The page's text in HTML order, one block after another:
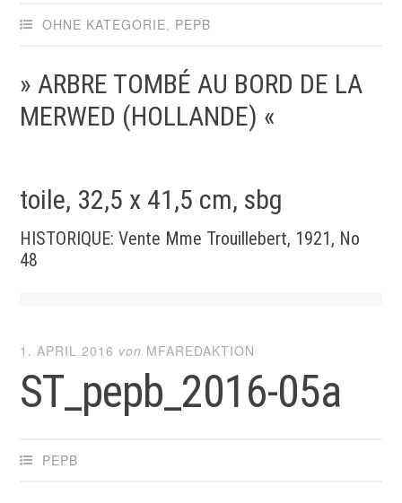
OHNE KATEGORIE, PEPB
» ARBRE TOMBÉ AU BORD DE LA
MERWED (HOLLANDE) «
toile, 32,5 x 41,5 cm, sbg
HISTORIQUE: Vente Mme Trouillebert, 1921, No
48
1. APRIL 2016 von MFAREDAKTION
ST_pepb_2016-05a
PEPB